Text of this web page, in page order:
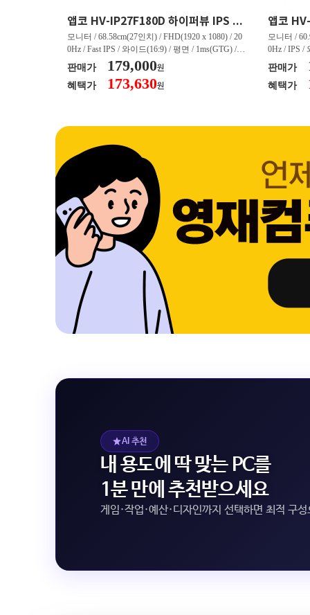
앱코 HV-IP27F180D 하이퍼뷰 IPS FHD 200 HDR 무결점
모니터 / 68.58cm(27인치) / FHD(1920 x 1080) / 20
0Hz / Fast IPS / 와이드(16:9) / 평면 / 1ms(GTG) / 3
50nit / 1,000:1 / 헤드폰 아웃 / LED 조명 / 틸트(상
하) / 6kg / [색상영역] / sRGB:128% / Adobe RGB:8
5% / DCI-P3:91% / NTSC:90% / [게임특화] / 조준
판매가 179,000원
혜택가 173,630원
모니터 /
0Hz / IPS /
50nit /
하) / 4.9kg
80% / DCI-
판매가
혜택가
AI 추천
내 용도에 딱 맞는 PC를
1분 만에 추천받으세요
게임·작업·예산·디자인까지 선택하면 최적 구